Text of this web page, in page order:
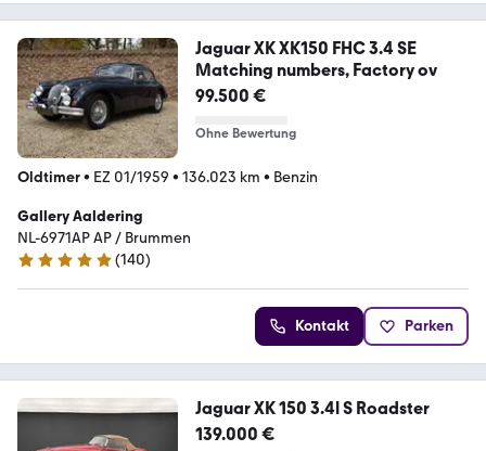
Jaguar XK XK150 FHC 3.4 SE
Matching numbers, Factory ov
99.500 €
Ohne Bewertung
Oldtimer• EZ 01/1959 • 136.023 km • Benzin
Gallery Aaldering
NL-6971AP AP / Brummen
4.8 Sterne
(140)
Kontakt Parken
Jaguar XK 150 3.4l S Roadster
139.000 €